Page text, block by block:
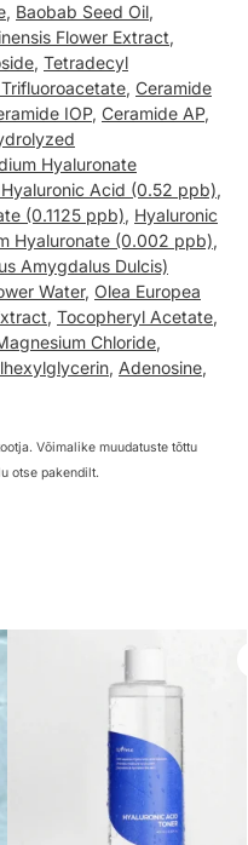
, Baobab Seed Oil,
Flower Extract,
, Tetradecyl
, Ceramide
IOP, Ceramide AP,
Hyaluronate
Acid (0.52 ppb),
(0.1125 ppb), Hyaluronic
Hyaluronate (0.002 ppb),
Amygdalus Dulcis)
Water, Olea Europea
, Tocopheryl Acetate,
Chloride,
, Adenosine,
Võimalike muudatuste tõttu
otse pakendilt.